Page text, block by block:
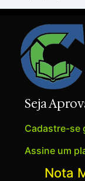
Seja
Cadastre-se
Assine um
Nota